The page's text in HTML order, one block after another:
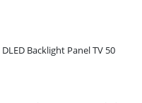
Backlight Panel TV 50